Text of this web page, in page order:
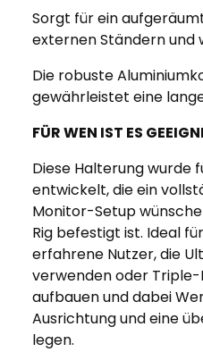
Sorgt für ein
externen Ständern und
Die robuste
gewährleistet eine
FÜR WEN IST ES
Diese Halterung wurde
entwickelt, die ein
Monitor-Setup
Rig befestigt ist. Ideal
erfahrene Nutzer, die
verwenden oder
aufbauen und dabei
Ausrichtung und eine
legen.